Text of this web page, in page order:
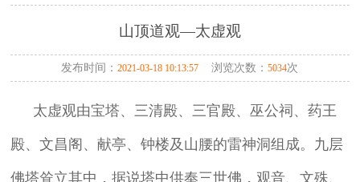
山顶道观—太虚观
发布时间：2021-03-18 10:13:57 浏览次数：5034次
太虚观由宝塔、三清殿、三官殿、巫公祠、药王
殿、文昌阁、献亭、钟楼及山腰的雷神洞组成。九层
佛塔耸立其中，据说塔中供奉三世佛，观音、文殊、